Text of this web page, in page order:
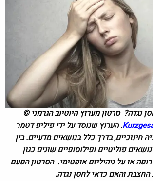
נגדה? סרטון מערוץ היוטיוב הגרמני ©
.הערוץ שנוסד על ידי פיליפ דטמר
חינוכיים, בדרך כלל בנושאים מדעיים. בין
פוליטיים ופילוסופיים שונים כגון
או על ניהיליזם אופטימי. הסרטון הפעם
והאם כדאי לחסן נגדה.